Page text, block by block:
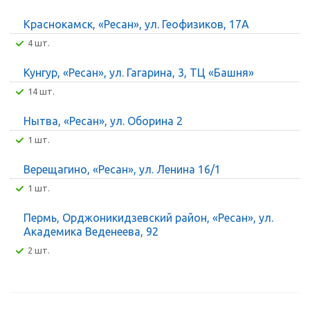
Краснокамск, «Ресан», ул. Геофизиков, 17А
4 шт.
Кунгур, «Ресан», ул. Гагарина, 3, ТЦ «Башня»
14 шт.
Нытва, «Ресан», ул. Оборина 2
1 шт.
Верещагино, «Ресан», ул. Ленина 16/1
1 шт.
Пермь, Орджоникидзевский район, «Ресан», ул.
Академика Веденеева, 92
2 шт.